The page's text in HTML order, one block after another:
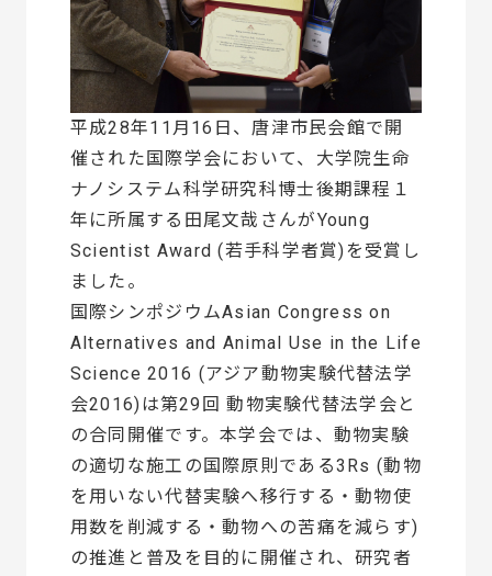
平成28年11月16日、唐津市民会館で開
催された国際学会において、大学院生命
ナノシステム科学研究科博士後期課程１
年に所属する田尾文哉さんがYoung
Scientist Award (若手科学者賞)を受賞し
ました。
国際シンポジウムAsian Congress on
Alternatives and Animal Use in the Life
Science 2016 (アジア動物実験代替法学
会2016)は第29回 動物実験代替法学会と
の合同開催です。本学会では、動物実験
の適切な施工の国際原則である3Rs (動物
を用いない代替実験へ移行する・動物使
用数を削減する・動物への苦痛を減らす)
の推進と普及を目的に開催され、研究者